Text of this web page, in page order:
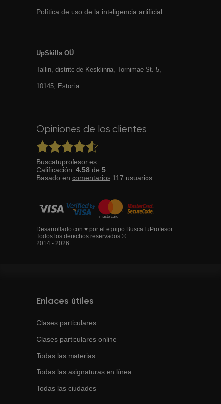
Política de uso de la inteligencia artificial
UpSkills OÜ
Tallin, distrito de Kesklinna, Tornimаe St. 5,
10145, Estonia
Opiniones de los clientes
Buscatuprofesor.es
Calificación: 4.58 de 5
Basado en comentarios 117 usuarios
Desarrollado con ♥ por el equipo BuscaTuProfesor
Todos los derechos reservados ©
2014 - 2026
Enlaces útiles
Clases particulares
Clases particulares online
Todas las materias
Todas las asignaturas en línea
Todas las ciudades